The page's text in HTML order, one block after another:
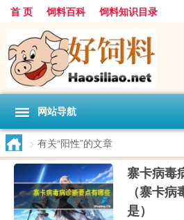
首 页 饲料百科 饲料知识目录
网站导航
> 有关“阳性”的文章
寨卡病毒
（寨卡
是）